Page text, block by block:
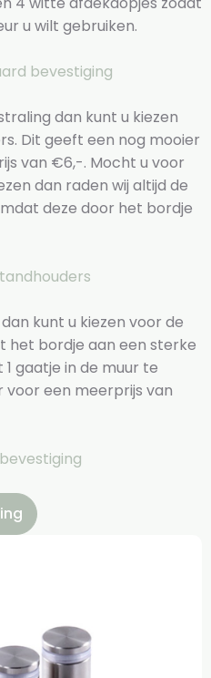
u wilt gebruiken.
bevestiging
dan kunt u kiezen
Dit geeft een nog mooier
van €6,-. Mocht u voor
dan raden wij altijd de
deze door het bordje
kunt u kiezen voor de
het bordje aan een sterke
gaatje in de muur te
voor een meerprijs van